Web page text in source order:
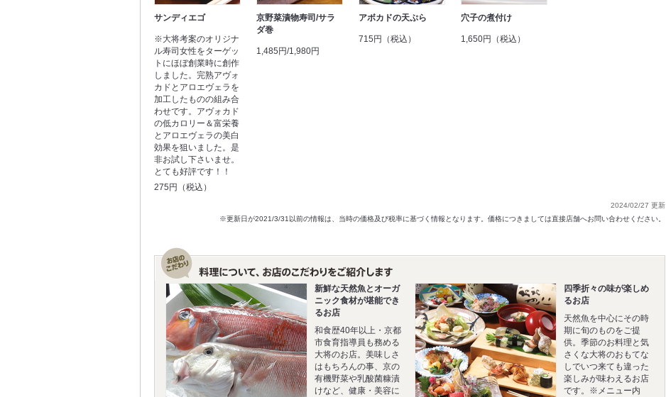
サンディエゴ
※大将考案のオリジナ
ル寿司女性をターゲッ
トにほぼ創業時に創作
しました。完熟アヴォ
カドとアロエヴェラを
加工したものの組み合
わせです。アヴォカド
の低カロリー＆富栄養
とアロエヴェラの美白
効果を狙いました。是
非お試し下さいませ。
とても好評です！！
275円（税込）
京野菜漬物寿司/サラ
ダ巻
1,485円/1,980円
アボカドの天ぷら
715円（税込）
穴子の煮付け
1,650円（税込）
2024/02/27 更新
※更新日が2021/3/31以前の情報は、当時の価格及び税率に基づく情報となります。価格につきましては直接店舗へお問い合わせください。
新鮮な天然魚とオーガ
ニック食材が堪能でき
るお店
和食歴40年以上・京都
市食育指導員も務める
大将のお店。美味しさ
はもちろんの事、京の
有機野菜や乳酸菌糠漬
けなど、健康・美容に
四季折々の味が楽しめ
るお店
天然魚を中心にその時
期に旬のものをご提
供。季節のお料理と気
さくな大将のおもてな
しでいつ来ても違った
楽しみが味わえるお店
です。※メニュー内